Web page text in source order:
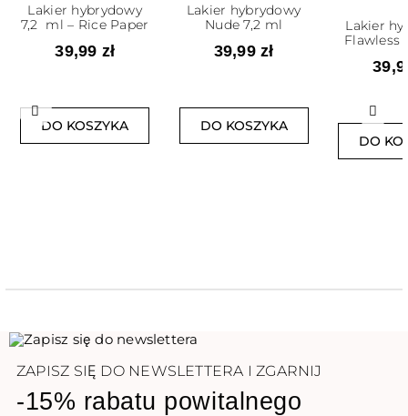
Poprzedni
Lakier hybrydowy
7,2 ml – Rice Paper
39,99 zł
DO KOSZYKA
Lakier hybrydowy
Nude 7,2 ml
39,99 zł
DO KOSZYKA
Lakier
Flawless
DO
ZAPISZ SIĘ DO NEWSLETTERA I ZGARNIJ
-15% rabatu powitalnego